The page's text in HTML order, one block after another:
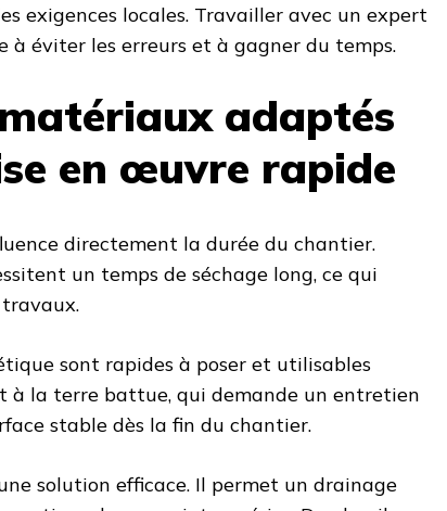
exigences locales. Travailler avec un expert
à éviter les erreurs et à gagner du temps.
adaptés
en œuvre rapide
directement la durée du chantier.
un temps de séchage long, ce qui
sont rapides à poser et utilisables
à la terre battue, qui demande un entretien
stable dès la fin du chantier.
solution efficace. Il permet un drainage